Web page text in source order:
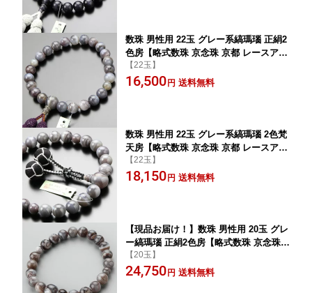
数珠 男性用 22玉 グレー系縞瑪瑙 正絹2
色房【略式数珠 京念珠 京都 レースアゲ
ート めのう メノウ 天然石 渋い じゅず
葬式 葬儀 法事 法要 宗派共通 マイ数珠
【22玉】
16,500 円 送料無料
数珠 男性用 22玉 グレー系縞瑪瑙 2色梵
天房【略式数珠 京念珠 京都 レースアゲ
ート めのう メノウ 天然石 葬儀 法要 宗
派共通 贈り物 マイ数珠 MD DIM 101220
【22玉】
18,150 円 送料無料
【現品お届け！】数珠 男性用 20玉 グレ
ー縞瑪瑙 正絹2色房【略式数珠 京念珠
京都 レースアゲート めのう メノウ 天
然石 葬儀 法要 宗派共通 贈り物 マイ数
【20玉】
24,750 円 送料無料